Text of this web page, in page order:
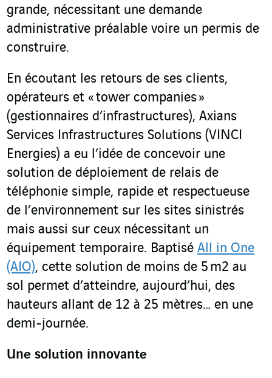
grande, nécessitant une demande
administrative préalable voire un permis de
construire.
En écoutant les retours de ses clients,
opérateurs et « tower companies »
(gestionnaires d’infrastructures), Axians
Services Infrastructures Solutions (VINCI
Energies) a eu l’idée de concevoir une
solution de déploiement de relais de
téléphonie simple, rapide et respectueuse
de l’environnement sur les sites sinistrés
mais aussi sur ceux nécessitant un
équipement temporaire. Baptisé All in One
(AIO), cette solution de moins de 5 m2 au
sol permet d’atteindre, aujourd’hui, des
hauteurs allant de 12 à 25 mètres… en une
demi-journée.
Une solution innovante